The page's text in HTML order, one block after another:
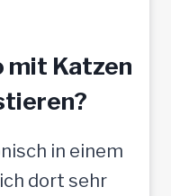
mit Katzen
in einem
dort sehr